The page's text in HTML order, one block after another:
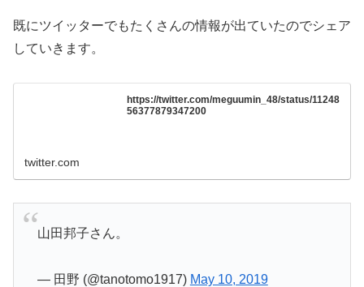
既にツイッターでもたくさんの情報が出ていたのでシェア
していきます。
https://twitter.com/meguumin_48/status/11248
56377879347200
twitter.com
山田邦子さん。
— 田野 (@tanotomo1917) May 10, 2019